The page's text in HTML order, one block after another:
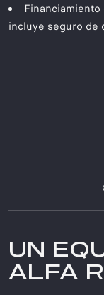
incluye seguro de
UN
ALFA